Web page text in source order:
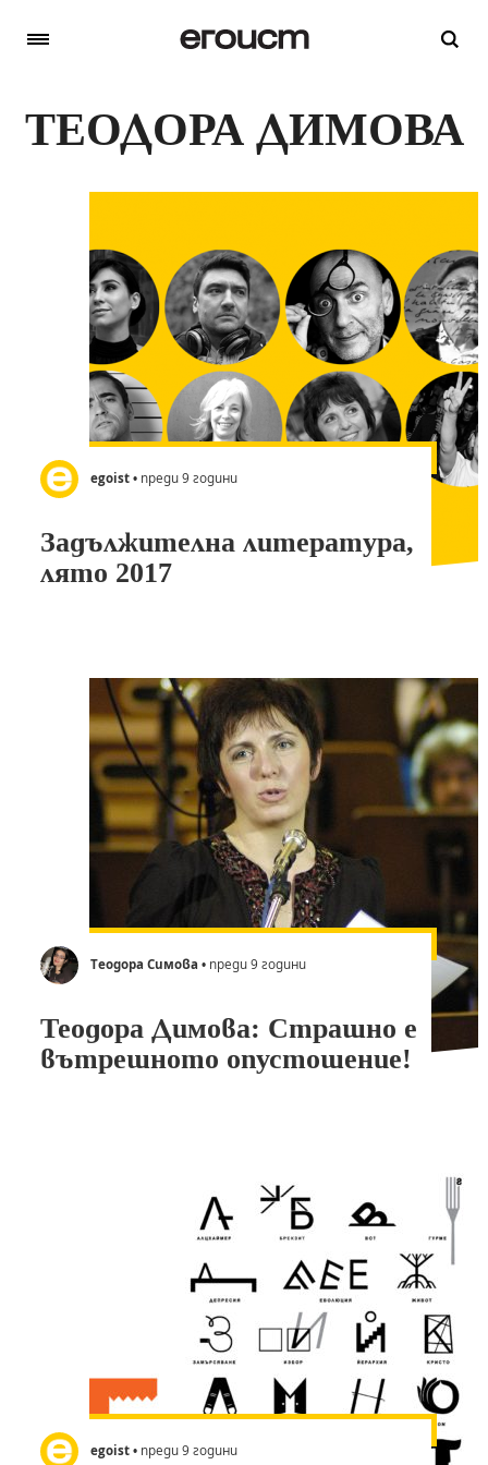
ТЕОДОРА ДИМОВА
egoist• преди 9 години
Задължителна литература,
лято 2017
Теодора Симова • преди 9 години
Теодора Димова: Страшно е
вътрешното опустошение!
egoist• преди 9 години